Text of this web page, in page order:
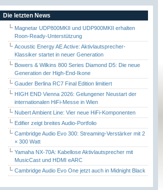
Die letzten News
Magnetar UDP800MKII und UDP900MKII erhalten
Roon-Ready-Unterstützung
Acoustic Energy AE Active: Aktivlautsprecher-
Klassiker startet in neuer Generation
Bowers & Wilkins 800 Series Diamond D5: Die neue
Generation der High-End-Ikone
Gauder Berlina RC7 Final Edition limitiert
HIGH END Vienna 2026: Gelungener Neustart der
internationalen HiFi-Messe in Wien
Nubert Ambient Line: Vier neue HiFi-Komponenten
Edifier zeigt breites Audio-Portfolio
Cambridge Audio Evo 300: Streaming-Verstärker mit 2
× 300 Watt
Yamaha NX-70A: Kabellose Aktivlautsprecher mit
MusicCast und HDMI eARC
Cambridge Audio Evo One jetzt auch in Midnight Black